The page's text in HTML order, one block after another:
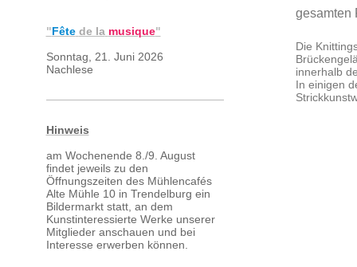
gesamten
Die
innerhalb
In einigen
"Fête de la musique"
Sonntag, 21. Juni 2026
Nachlese
Hinweis
am Wochenende 8./9. August
findet jeweils zu den
Öffnungszeiten des Mühlencafés
Alte Mühle 10 in Trendelburg ein
Bildermarkt statt, an dem
Kunstinteressierte Werke unserer
Mitglieder anschauen und bei
Interesse erwerben können.